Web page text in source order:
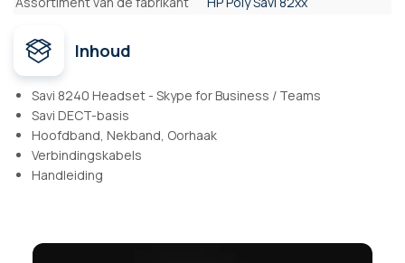
Inhoud
Savi 8240 Headset - Skype for Business / Teams
Savi DECT-basis
Hoofdband, Nekband, Oorhaak
Verbindingskabels
Handleiding